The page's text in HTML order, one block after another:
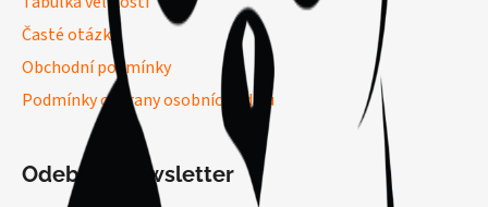
Časté otázky
Obchodní podmínky
Podmínky ochrany osobních údajů
Odebírat newsletter